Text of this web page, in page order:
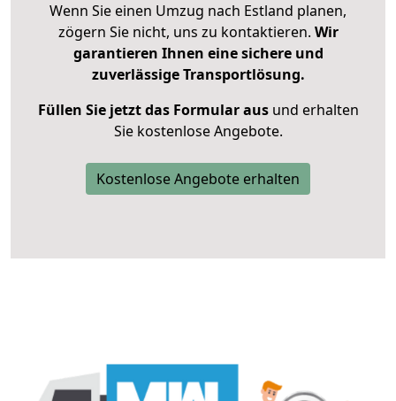
Wenn Sie einen Umzug nach Estland planen,
zögern Sie nicht, uns zu kontaktieren. Wir
garantieren Ihnen eine sichere und
zuverlässige Transportlösung.
Füllen Sie jetzt das Formular ausund erhalten
Sie kostenlose Angebote.
Kostenlose Angebote erhalten